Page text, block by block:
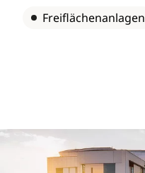
Freiflächenanlagen